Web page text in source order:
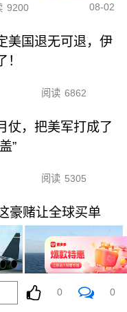
9200 08-02
美国退无可退，伊
！
阅读 6862
仗，把美军打成了
”
阅读 5305
豪赌让全球买单
4452
0 0